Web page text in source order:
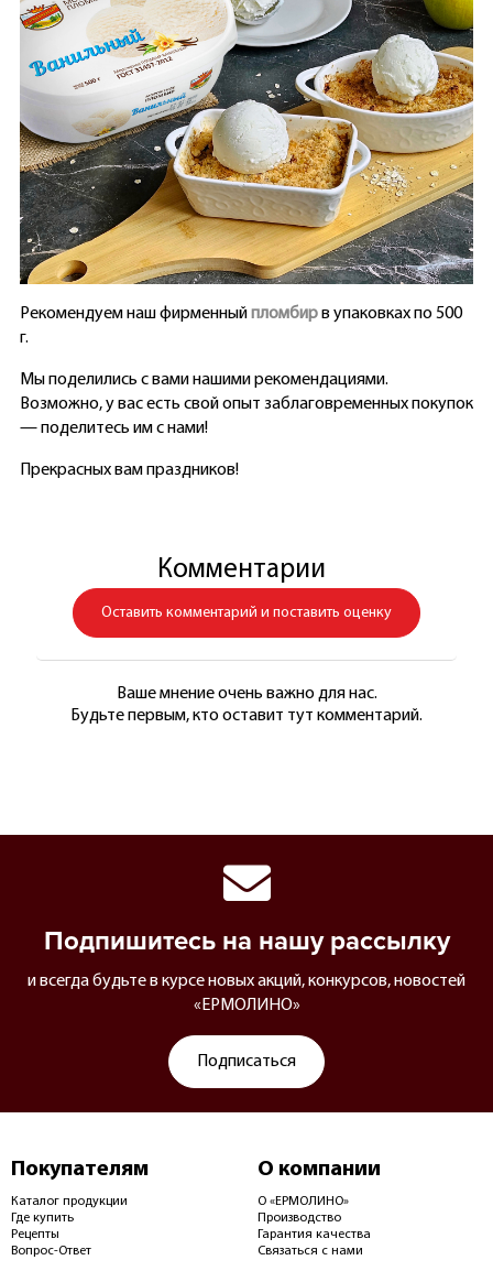
Рекомендуем наш фирменныйпломбирв упаковках по 500
г.
Мы поделились с вами нашими рекомендациями.
Возможно, у вас есть свой опыт заблаговременных покупок
— поделитесь им с нами!
Прекрасных вам праздников!
Комментарии
Оставить комментарий и поставить оценку
Ваше мнение очень важно для нас.
Будьте первым, кто оставит тут комментарий.
Подпишитесь на нашу рассылку
и всегда будьте в курсе новых акций, конкурсов, новостей
«ЕРМОЛИНО»
Подписаться
Покупателям
Каталог продукции
Где купить
Рецепты
Вопрос-Ответ
О компании
О «ЕРМОЛИНО»
Производство
Гарантия качества
Связаться с нами